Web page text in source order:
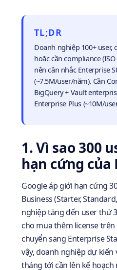
TL;DR
Doanh nghiệp 100+ user,
hoặc cần compliance (ISO
nên cân nhắc Enterprise
(~7.5M/user/năm). Cần
BigQuery + Vault
Enterprise Plus (~10M/
1. Vì sao 300
hạn cứng của
Google áp giới hạn cứng
Business (Starter,
nghiệp tăng đến user thứ
cho mua thêm license
chuyển sang Enterprise
vậy, doanh nghiệp dự
tháng tới cần lên kế